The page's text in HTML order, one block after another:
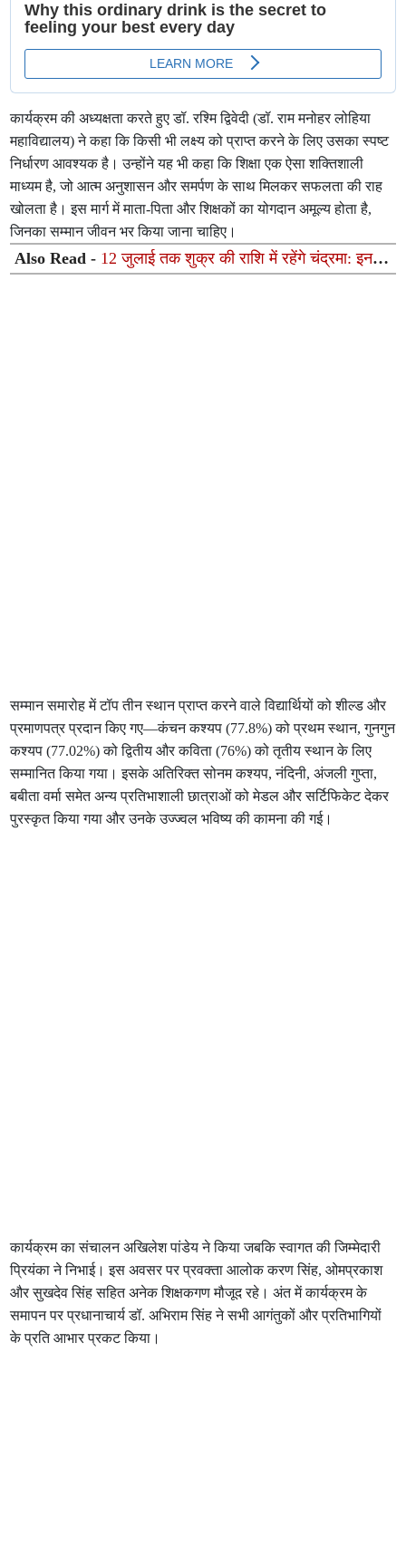
कार्यक्रम की अध्यक्षता करते हुए डॉ. रश्मि द्विवेदी (डॉ. राम मनोहर लोहिया
महाविद्यालय) ने कहा कि किसी भी लक्ष्य को प्राप्त करने के लिए उसका स्पष्ट
निर्धारण आवश्यक है। उन्होंने यह भी कहा कि शिक्षा एक ऐसा शक्तिशाली
माध्यम है, जो आत्म अनुशासन और समर्पण के साथ मिलकर सफलता की राह
खोलता है। इस मार्ग में माता-पिता और शिक्षकों का योगदान अमूल्य होता है,
जिनका सम्मान जीवन भर किया जाना चाहिए।
Also Read - 12 जुलाई तक शुक्र की राशि में रहेंगे चंद्रमा: इन 3
राशियों का चमकेगा भाग्य, करियर और धन के मामले में मिलेगी बंपर
सम्मान समारोह में टॉप तीन स्थान प्राप्त करने वाले विद्यार्थियों को शील्ड और
प्रमाणपत्र प्रदान किए गए—कंचन कश्यप (77.8%) को प्रथम स्थान, गुनगुन
कश्यप (77.02%) को द्वितीय और कविता (76%) को तृतीय स्थान के लिए
सम्मानित किया गया। इसके अतिरिक्त सोनम कश्यप, नंदिनी, अंजली गुप्ता,
बबीता वर्मा समेत अन्य प्रतिभाशाली छात्राओं को मेडल और सर्टिफिकेट देकर
पुरस्कृत किया गया और उनके उज्ज्वल भविष्य की कामना की गई।
कार्यक्रम का संचालन अखिलेश पांडेय ने किया जबकि स्वागत की जिम्मेदारी
प्रियंका ने निभाई। इस अवसर पर प्रवक्ता आलोक करण सिंह, ओमप्रकाश
और सुखदेव सिंह सहित अनेक शिक्षकगण मौजूद रहे। अंत में कार्यक्रम के
समापन पर प्रधानाचार्य डॉ. अभिराम सिंह ने सभी आगंतुकों और प्रतिभागियों
के प्रति आभार प्रकट किया।